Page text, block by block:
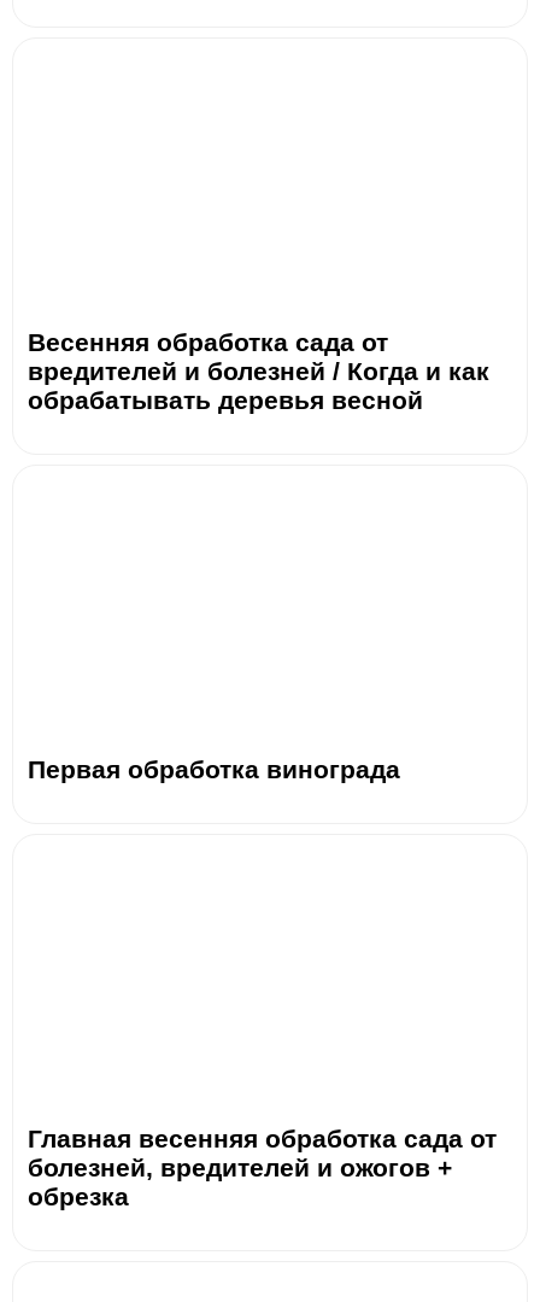
Весенняя обработка сада от
вредителей и болезней / Когда и как
обрабатывать деревья весной
Первая обработка винограда
Главная весенняя обработка сада от
болезней, вредителей и ожогов +
обрезка